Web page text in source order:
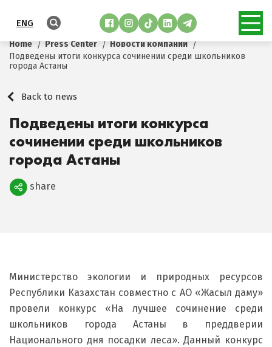
ENG
Home Press Center
Новости компании
Подведены итоги конкурса сочинении среди школьников
города Астаны
Back to news
Подведены итоги конкурса
сочинении среди школьников
города Астаны
Поделиться
share
Министерство экологии и природных ресурсов
Республики Казахстан совместно с АО «Жасыл даму»
провели конкурс «На лучшее сочинение среди
школьников города Астаны в преддверии
Национального дня посадки леса». Данный конкурс